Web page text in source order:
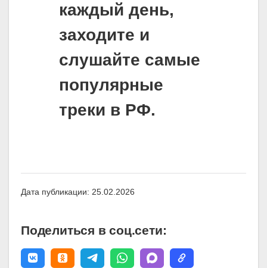
каждый день,
заходите и
слушайте самые
популярные
треки в РФ.
Дата публикации: 25.02.2026
Поделиться в соц.сети: